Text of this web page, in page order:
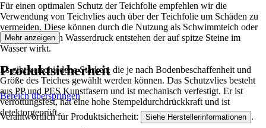
Für einen optimalen Schutz der Teichfolie empfehlen wir die
Verwendung von Teichvlies auch über der Teichfolie um Schäden zu
vermeiden. Diese können durch die Nutzung als Schwimmteich oder
durch den hohen Wasserdruck entstehen der auf spitze Steine im
Wasser wirkt.
Es gibt verschiedene Stärken, die je nach Bodenbeschaffenheit und
Größe des Teiches gewählt werden können. Das Schutzvlies besteht
aus PP und PES Kunstfasern und ist mechanisch verfestigt. Er ist
verrottungsfest, hat eine hohe Stempeldurchdrückkraft und ist
detektorgeprüft.
Mehr anzeigen
Produktsicherheit
Bereich überspringen
Verantwortlich für Produktsicherheit: Siehe Herstellerinformationen .